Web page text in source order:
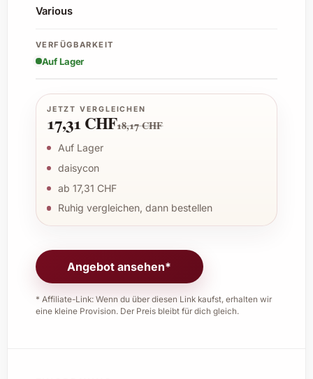
Various
VERFÜGBARKEIT
Auf Lager
JETZT VERGLEICHEN
17,31 CHF18,17 CHF
Auf Lager
daisycon
ab 17,31 CHF
Ruhig vergleichen, dann bestellen
Angebot ansehen*
* Affiliate-Link: Wenn du über diesen Link kaufst, erhalten wir
eine kleine Provision. Der Preis bleibt für dich gleich.